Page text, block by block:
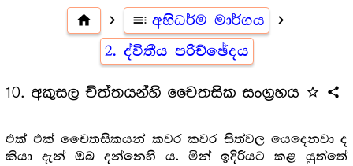
home navigate_next toc අභිධර්ම මාර්ගය navigate_next
2. ද්විතීය පරිච්ඡේදය
10. අකුසල චිත්තයන්හි චෛතසික සංග්‍ර‍හය star_outline share
එක් එක් චෛතසිකයන් කවර කවර සිත්වල යෙදෙනවා ද
කියා දැන් ඔබ දන්නෙහි ය. මින් ඉදිරියට කළ යුත්තේ